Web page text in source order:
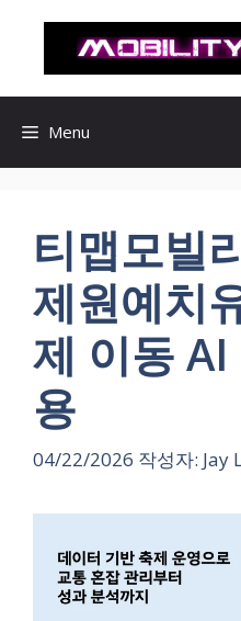
로
Menu
티맵모빌
제원예치
제 이동
용
04/22/2026 작성자: Jay